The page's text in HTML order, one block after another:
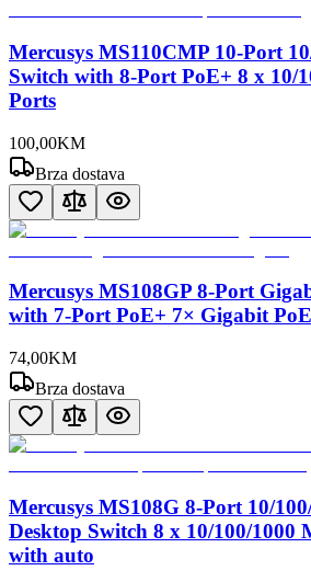
Mercusys MS110CMP 10-Port
Switch with 8-Port PoE+ 8 x 10/
Ports
100,00KM
Brza dostava
Mercusys MS108GP 8-Port
with 7-Port PoE+ 7× Gigabit
74,00KM
Brza dostava
Mercusys MS108G 8-Port 10/
Desktop Switch 8 x 10/100/1000
with auto